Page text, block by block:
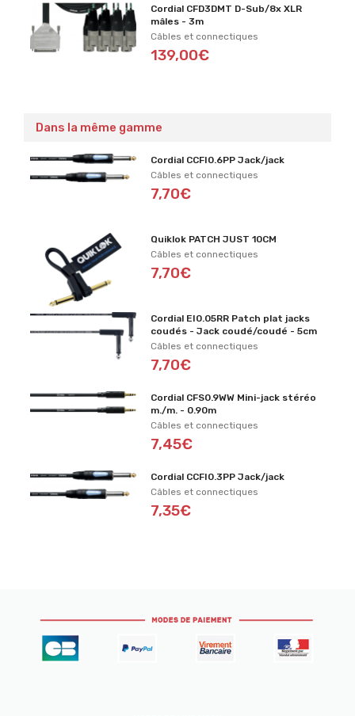
Cordial CFD3DMT D-Sub/8x XLR
mâles - 3m
Câbles et connectiques
139,00€
Dans la même gamme
Cordial CCFI0.6PP Jack/jack
Câbles et connectiques
7,70€
Quiklok PATCH JUST 10CM
Câbles et connectiques
7,70€
Cordial EI0.05RR Patch plat jacks
coudés - Jack coudé/coudé - 5cm
Câbles et connectiques
7,70€
Cordial CFS0.9WW Mini-jack stéréo
m./m. - 0.90m
Câbles et connectiques
7,45€
Cordial CCFI0.3PP Jack/jack
Câbles et connectiques
7,35€